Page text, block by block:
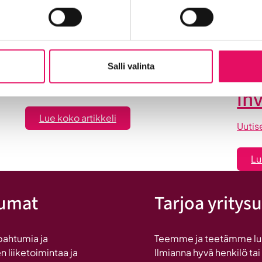
Salli valinta
Maailma löysi Seinäjoen
Uutiset
Lue koko artikkeli:
Maailma
ja
liiketoimintaa ja
Tarjoa
Teemme ja teetämme
Ilmianna hyvä henkilö